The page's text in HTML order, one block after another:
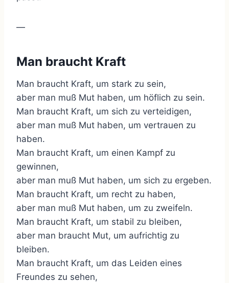
—
Man braucht Kraft
Man braucht Kraft, um stark zu sein,
aber man muß Mut haben, um höflich zu sein.
Man braucht Kraft, um sich zu verteidigen,
aber man muß Mut haben, um vertrauen zu
haben.
Man braucht Kraft, um einen Kampf zu
gewinnen,
aber man muß Mut haben, um sich zu ergeben.
Man braucht Kraft, um recht zu haben,
aber man muß Mut haben, um zu zweifeln.
Man braucht Kraft, um stabil zu bleiben,
aber man braucht Mut, um aufrichtig zu
bleiben.
Man braucht Kraft, um das Leiden eines
Freundes zu sehen,